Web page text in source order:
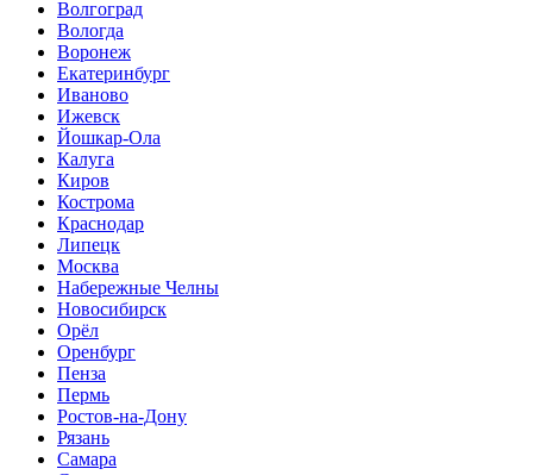
Волгоград
Вологда
Воронеж
Екатеринбург
Иваново
Ижевск
Йошкар-Ола
Калуга
Киров
Кострома
Краснодар
Липецк
Москва
Набережные Челны
Новосибирск
Орёл
Оренбург
Пенза
Пермь
Ростов-на-Дону
Рязань
Самара